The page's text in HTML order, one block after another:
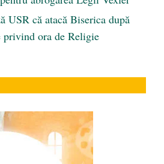
USR că atacă Biserica după
privind ora de Religie